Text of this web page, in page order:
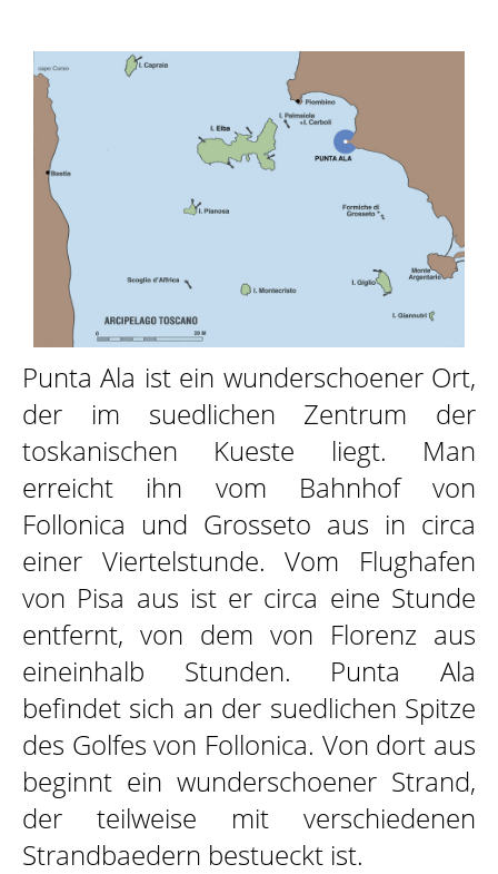
ZIELE
KONTAKTE
Punta Ala ist ein wunderschoener Ort,
der im suedlichen Zentrum der
toskanischen Kueste liegt. Man
erreicht ihn vom Bahnhof von
Follonica und Grosseto aus in circa
einer Viertelstunde. Vom Flughafen
von Pisa aus ist er circa eine Stunde
entfernt, von dem von Florenz aus
eineinhalb Stunden. Punta Ala
befindet sich an der suedlichen Spitze
des Golfes von Follonica. Von dort aus
beginnt ein wunderschoener Strand,
der teilweise mit verschiedenen
Strandbaedern bestueckt ist.